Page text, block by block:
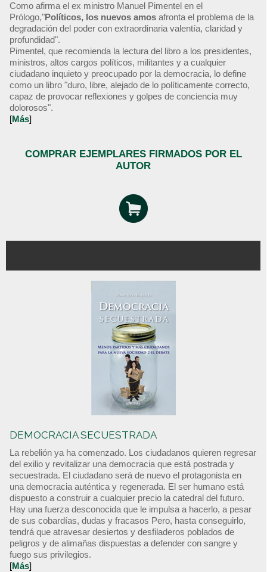
Como afirma el ex ministro Manuel Pimentel en el
Prólogo,"Políticos, los nuevos amos afronta el problema de la
degradación del poder con extraordinaria valentía, claridad y
profundidad".
Pimentel, que recomienda la lectura del libro a los presidentes,
ministros, altos cargos políticos, militantes y a cualquier
ciudadano inquieto y preocupado por la democracia, lo define
como un libro "duro, libre, alejado de lo políticamente correcto,
capaz de provocar reflexiones y golpes de conciencia muy
dolorosos".
[Más]
COMPRAR EJEMPLARES FIRMADOS POR EL
AUTOR
DEMOCRACIA SECUESTRADA
La rebelión ya ha comenzado. Los ciudadanos quieren regresar
del exilio y revitalizar una democracia que está postrada y
secuestrada. El ciudadano será de nuevo el protagonista en
una democracia auténtica y regenerada. El ser humano está
dispuesto a construir a cualquier precio la catedral del futuro.
Hay una fuerza desconocida que le impulsa a hacerlo, a pesar
de sus cobardías, dudas y fracasos Pero, hasta conseguirlo,
tendrá que atravesar desiertos y desfiladeros poblados de
peligros y de alimañas dispuestas a defender con sangre y
fuego sus privilegios.
[Más]